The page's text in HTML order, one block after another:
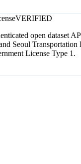
VERIFIED
open dataset
Seoul Transportation
License Type 1.